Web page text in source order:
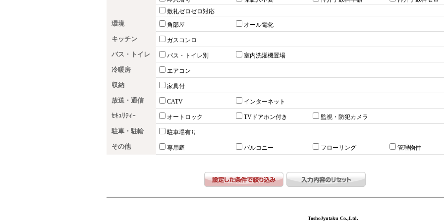
敷礼ゼロゼロ対応
環境 角部屋 オール電化
キッチン ガスコンロ
バス・トイレ バス・トイレ別 室内洗濯機置場
冷暖房 エアコン
収納 家具付
放送・通信 CATV インターネット
ｾｷｭﾘﾃｨｰ オートロック TVドアホン付き 監視・防犯カメラ
駐車・駐輪 駐車場有り
その他 専用庭 バルコニー フローリング 管理物件
ToshoJyutaku Co.,Ltd.